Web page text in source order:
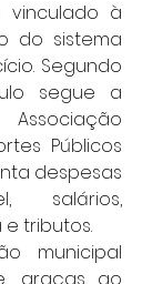
vinculado à
do sistema
Segundo
segue a
Públicos
despesas
salários,
tributos.
graças ao